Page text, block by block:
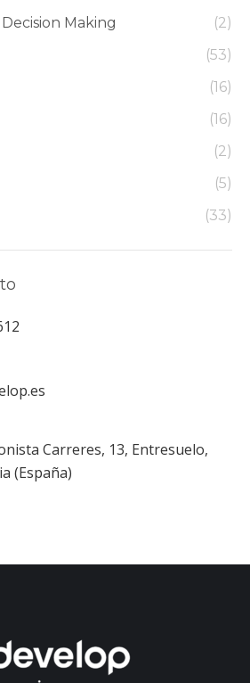
Making
(2)
(53)
(16)
(16)
(2)
(5)
(33)
Carreres, 13, Entresuelo,
(España)